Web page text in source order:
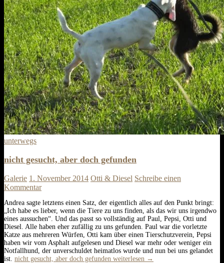
unterwegs
nicht gesucht, aber doch gefunden
Galerie 1. November 2014 Otti & Diesel Schreibe einen
Kommentar
Andrea sagte letztens einen Satz, der eigentlich alles auf den Punkt bringt:
„Ich habe es lieber, wenn die Tiere zu uns finden, als das wir uns irgendwo
eines aussuchen“. Und das passt so vollständig auf Paul, Pepsi, Otti und
Diesel. Alle haben eher zufällig zu uns gefunden. Paul war die vorletzte
Katze aus mehreren Würfen, Otti kam über einen Tierschutzverein, Pepsi
haben wir vom Asphalt aufgelesen und Diesel war mehr oder weniger ein
Notfallhund, der unverschuldet heimatlos wurde und nun bei uns gelandet
ist. nicht gesucht, aber doch gefunden weiterlesen →